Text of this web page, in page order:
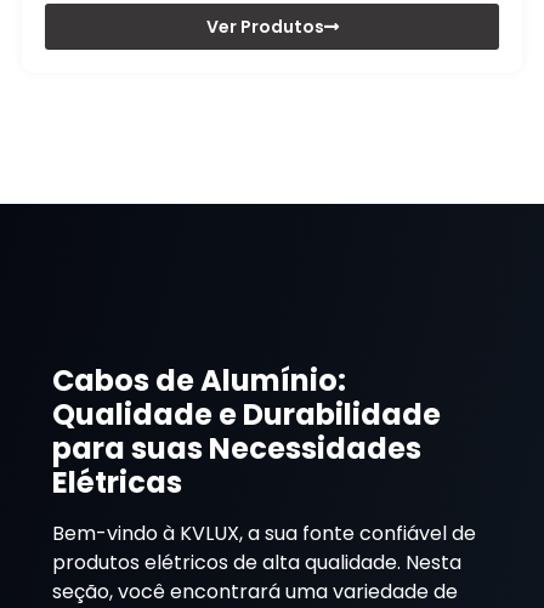
Ver Produtos
Cabos de Alumínio:
Qualidade e Durabilidade
para suas Necessidades
Elétricas
Bem-vindo à KVLUX, a sua fonte confiável de
produtos elétricos de alta qualidade. Nesta
seção, você encontrará uma variedade de